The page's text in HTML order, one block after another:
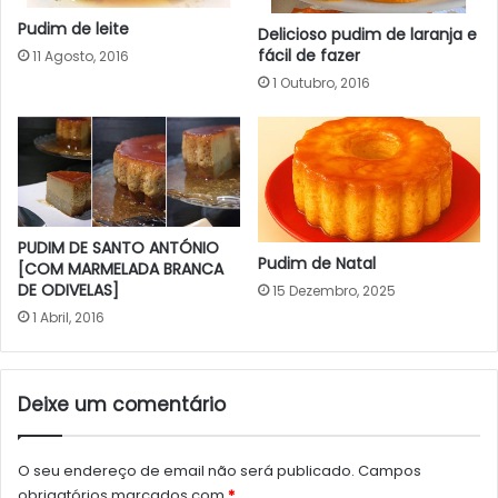
Pudim de leite
11 Agosto, 2016
Delicioso pudim de laranja e
fácil de fazer
1 Outubro, 2016
PUDIM DE SANTO ANTÓNIO
[COM MARMELADA BRANCA
DE ODIVELAS]
1 Abril, 2016
Pudim de Natal
15 Dezembro, 2025
Deixe um comentário
O seu endereço de email não será publicado. Campos